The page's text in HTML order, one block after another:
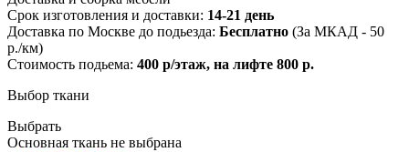
Срок изготовления и доставки: 14-21 день
Доставка по Москве до подьезда: Бесплатно (За МКАД - 50
р./км)
Стоимость подьема: 400 р/этаж, на лифте 800 р.
Выбор ткани
Выбрать
Основная ткань не выбрана